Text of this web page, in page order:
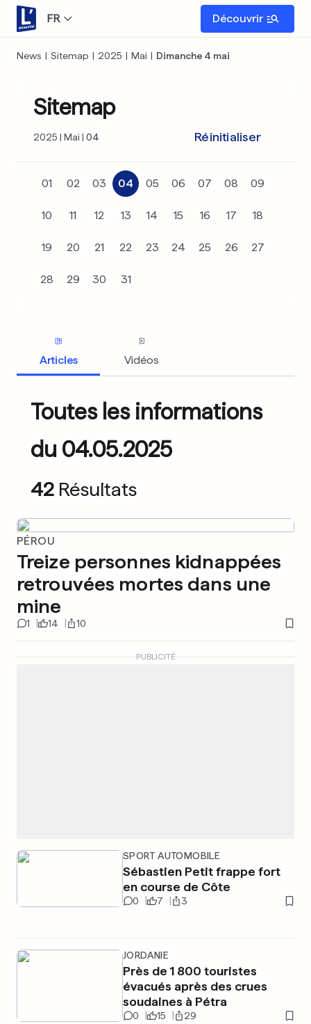
FR Découvrir
News | Sitemap | 2025 | Mai | Dimanche 4 mai
Sitemap
2025 Mai 04 Réinitialiser
01 02 03 04 05 06 07 08 09
10 11 12 13 14 15 16 17 18
19 20 21 22 23 24 25 26 27
28 29 30 31
Articles Vidéos
Toutes les informations
du 04.05.2025
42 Résultats
PÉROU
Treize personnes kidnappées
retrouvées mortes dans une
mine
1 14 10
SPORT AUTOMOBILE
Sébastien Petit frappe fort
en course de Côte
0 7 3
JORDANIE
Près de 1 800 touristes
évacués après des crues
soudaines à Pétra
0 15 29
PUBLICITÉ